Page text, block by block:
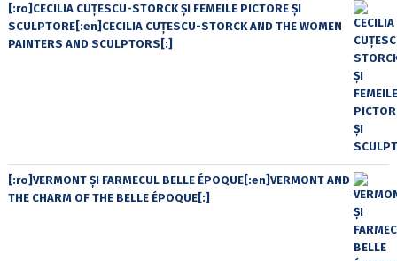
[:ro]CECILIA CUŢESCU-STORCK ŞI FEMEILE PICTORE ŞI
SCULPTORE[:en]CECILIA CUŢESCU-STORCK AND THE WOMEN
PAINTERS AND SCULPTORS[:]
[:ro]VERMONT ȘI FARMECUL BELLE ÉPOQUE[:en]VERMONT AND
THE CHARM OF THE BELLE ÉPOQUE[:]